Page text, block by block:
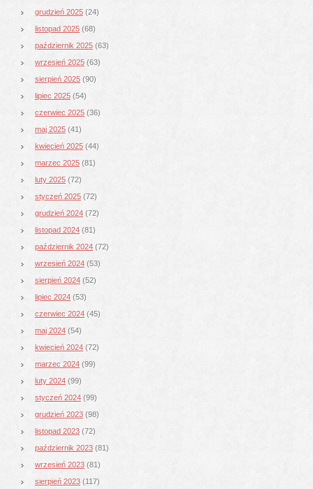
grudzień 2025 (24)
listopad 2025 (68)
październik 2025 (63)
wrzesień 2025 (63)
sierpień 2025 (90)
lipiec 2025 (54)
czerwiec 2025 (36)
maj 2025 (41)
kwiecień 2025 (44)
marzec 2025 (81)
luty 2025 (72)
styczeń 2025 (72)
grudzień 2024 (72)
listopad 2024 (81)
październik 2024 (72)
wrzesień 2024 (53)
sierpień 2024 (52)
lipiec 2024 (53)
czerwiec 2024 (45)
maj 2024 (54)
kwiecień 2024 (72)
marzec 2024 (99)
luty 2024 (99)
styczeń 2024 (99)
grudzień 2023 (98)
listopad 2023 (72)
październik 2023 (81)
wrzesień 2023 (81)
sierpień 2023 (117)